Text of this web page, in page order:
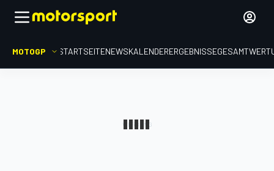
MOTOGP STARTSEITENEWSKALENDERERGEBNISSE